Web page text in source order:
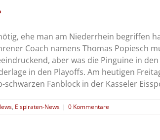
ehe man am Niederrhein begriffen
Coach namens Thomas Popiesch
aber was die Pinguine in
in den Playoffs. Am heutigen
Fanblock in der Kasseler
, Eispiraten-News | 0 Kommentare